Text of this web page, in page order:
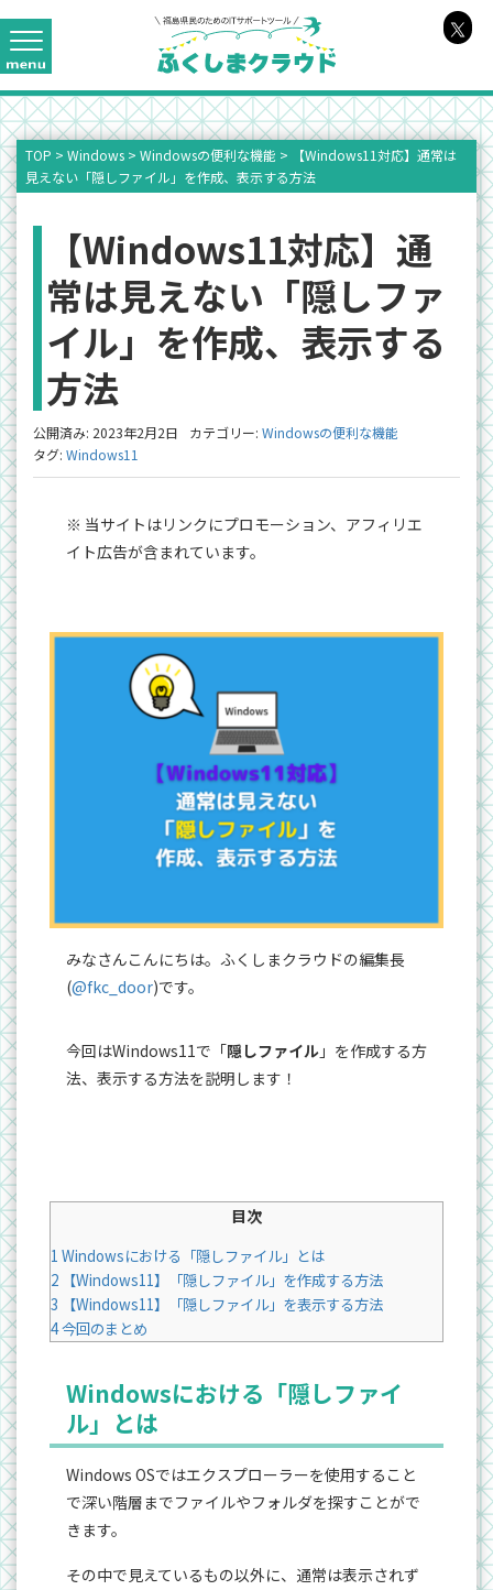
TOP > Windows > Windowsの便利な機能 >
【Windows11対応】通常は
見えない「隠しファイル」を作成、表示する方法
【Windows11対応】通
常は見えない「隠しファ
イル」を作成、表示する
方法
公開済み: 2023年2月2日 カテゴリー: Windowsの便利な機能
タグ: Windows11
※ 当サイトはリンクにプロモーション、アフィリエ
イト広告が含まれています。
みなさんこんにちは。ふくしまクラウドの編集長
(@fkc_door)です。
今回はWindows11で「隠しファイル 」を作成する方
法、表示する方法を説明します！
目次
1 Windowsにおける「隠しファイル」とは
2 【Windows11】「隠しファイル」を作成する方法
3 【Windows11】「隠しファイル」を表示する方法
4今回のまとめ
Windowsにおける「隠しファイ
ル」とは
Windows OSではエクスプローラーを使用すること
で深い階層までファイルやフォルダを探すことがで
きます。
その中で見えているもの以外に、通常は表示されず